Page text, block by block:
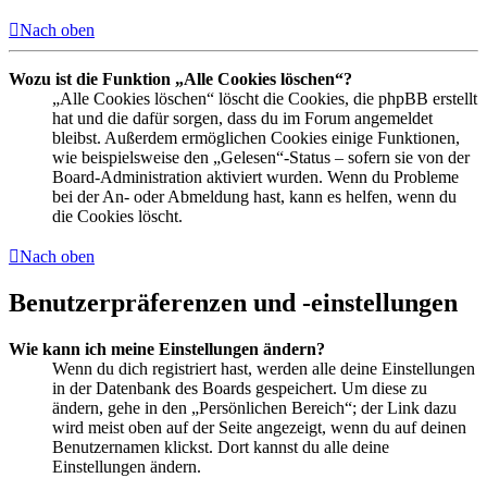
Nach oben
Wozu ist die Funktion „Alle Cookies löschen“?
„Alle Cookies löschen“ löscht die Cookies, die phpBB erstellt
hat und die dafür sorgen, dass du im Forum angemeldet
bleibst. Außerdem ermöglichen Cookies einige Funktionen,
wie beispielsweise den „Gelesen“-Status – sofern sie von der
Board-Administration aktiviert wurden. Wenn du Probleme
bei der An- oder Abmeldung hast, kann es helfen, wenn du
die Cookies löscht.
Nach oben
Benutzerpräferenzen und -einstellungen
Wie kann ich meine Einstellungen ändern?
Wenn du dich registriert hast, werden alle deine Einstellungen
in der Datenbank des Boards gespeichert. Um diese zu
ändern, gehe in den „Persönlichen Bereich“; der Link dazu
wird meist oben auf der Seite angezeigt, wenn du auf deinen
Benutzernamen klickst. Dort kannst du alle deine
Einstellungen ändern.